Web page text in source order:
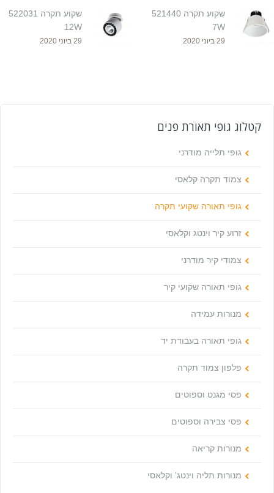
שקוע תקרה 521440
7W
29 ביוני 2020
שקוע תקרה 522031
12W
29 ביוני 2020
קטלוג גופי תאורת פנים
גופי תלייה מודרני
צמוד תקרה קלאסי
גופי תאורה שקועי תקרה
זרוע קיר וינטג וקלאסי
צמודי קיר מודרני
גופי תאורה שקועי קיר
מנורות עמידה
גופי תאורה בעבודת יד
פלפון צמוד תקרה
פסי מגנט וספוטים
פסי צבירה וספוטים
מנורות קריאה
מנורות תליה וינטג’ וקלאסי